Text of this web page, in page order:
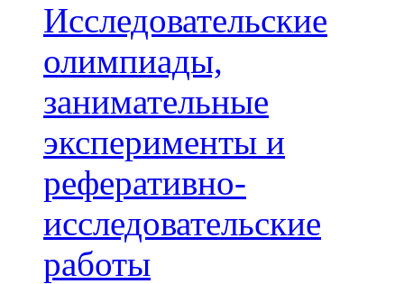
Исследовательские
олимпиады,
занимательные
эксперименты и
реферативно-
исследовательские
работы